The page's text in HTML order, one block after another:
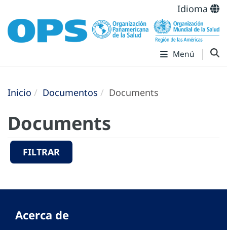
Idioma
Menú
Inicio Documentos Documents
Documents
FILTRAR
Acerca de